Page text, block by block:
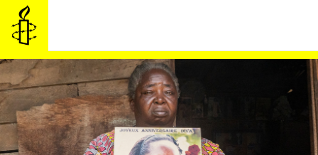
HOPPA
HUVUDINNEHÅLL